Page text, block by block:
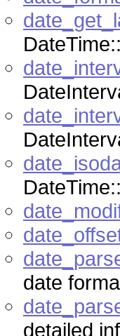
date
detailed